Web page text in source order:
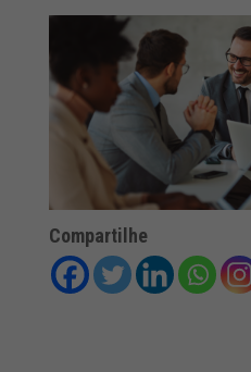
Compartilhe